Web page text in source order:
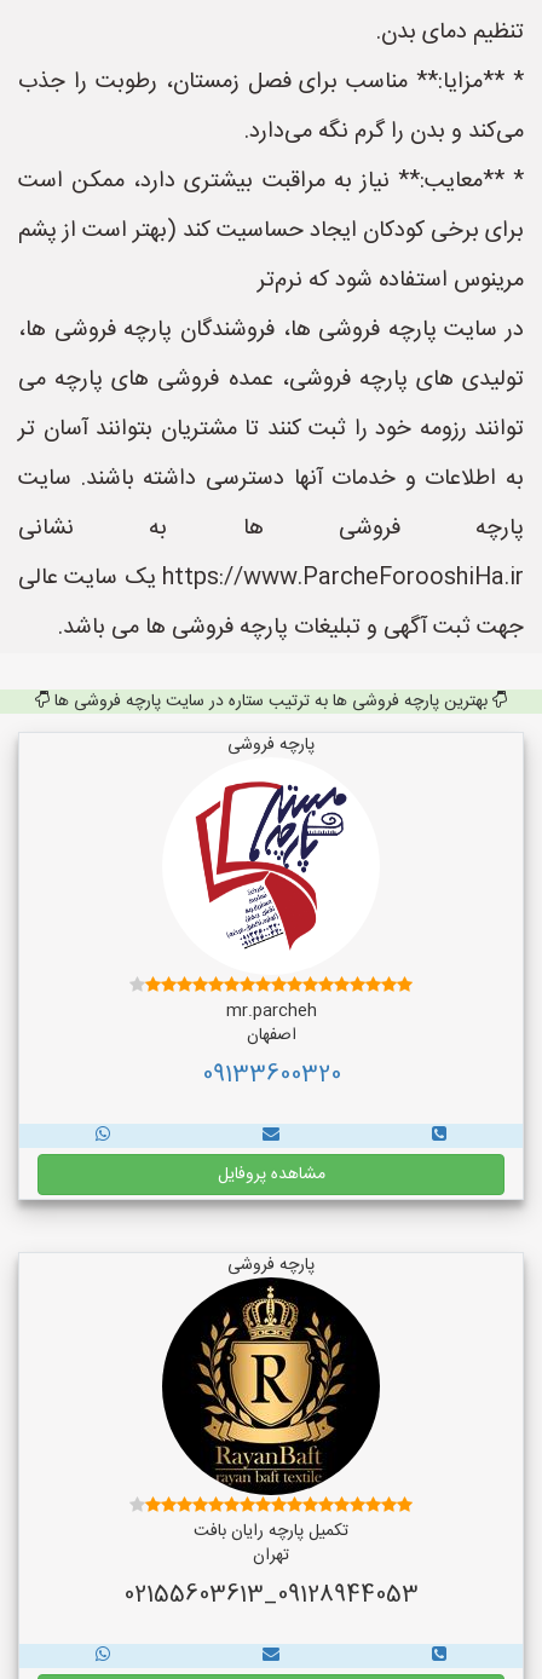
تنظیم دمای بدن.
* **مزایا:** مناسب برای فصل زمستان، رطوبت را جذب
می‌کند و بدن را گرم نگه می‌دارد.
* **معایب:** نیاز به مراقبت بیشتری دارد، ممکن است
برای برخی کودکان ایجاد حساسیت کند (بهتر است از پشم
مرینوس استفاده شود که نرم‌تر
در سایت پارچه فروشی ها، فروشندگان پارچه فروشی ها،
تولیدی های پارچه فروشی، عمده فروشی های پارچه می
توانند رزومه خود را ثبت کنند تا مشتریان بتوانند آسان تر
به اطلاعات و خدمات آنها دسترسی داشته باشند. سایت
پارچه فروشی ها به نشانی
https://www.ParcheForooshiHa.ir یک سایت عالی
جهت ثبت آگهی و تبلیغات پارچه فروشی ها می باشد.
بهترین پارچه فروشی ها به ترتیب ستاره در سایت پارچه فروشی ها
پارچه فروشی
mr.parcheh
اصفهان
09133600320
مشاهده پروفایل
پارچه فروشی
تکمیل پارچه رایان بافت
تهران
09128944053_02155603613